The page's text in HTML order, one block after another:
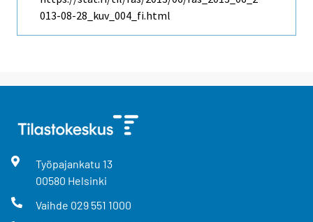
013-08-28_kuv_004_fi.html
Työpajankatu 13
00580 Helsinki
Vaihde 029 551 1000